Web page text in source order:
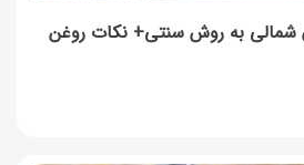
شمالی به روش سنتی+ نکات روغن